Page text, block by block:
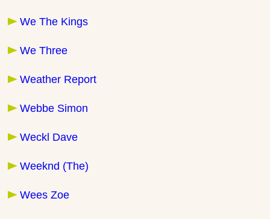
We The Kings
We Three
Weather Report
Webbe Simon
Weckl Dave
Weeknd (The)
Wees Zoe